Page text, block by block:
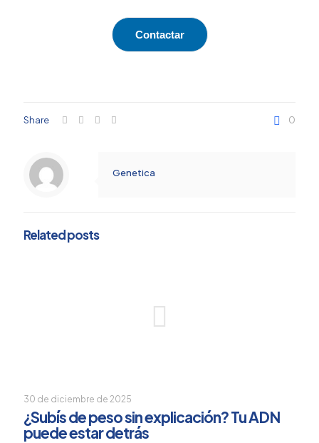
Contactar
Share 0
Genetica
Related posts
30 de diciembre de 2025
¿Subís de peso sin explicación? Tu ADN
puede estar detrás